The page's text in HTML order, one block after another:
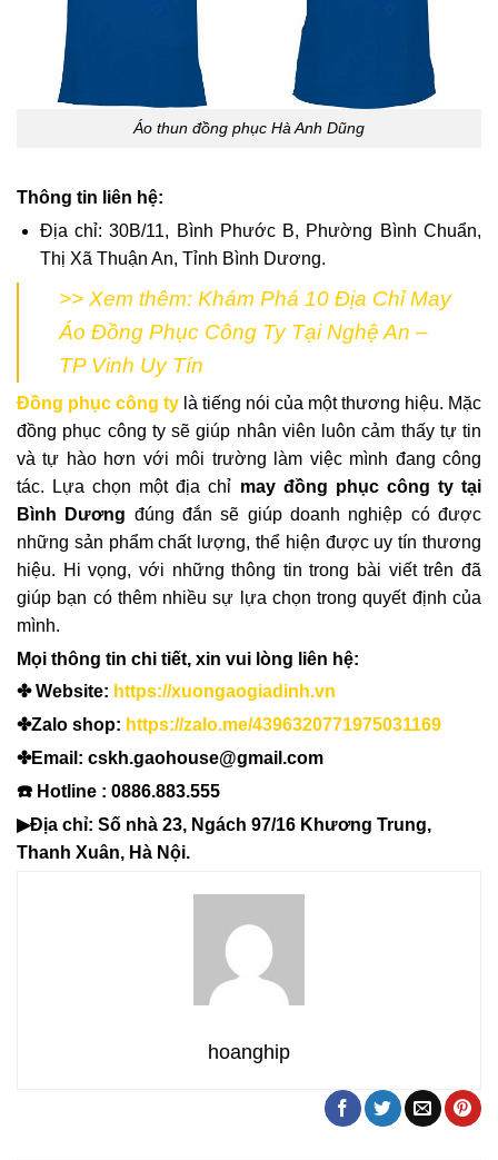
Áo thun đồng phục Hà Anh Dũng
Thông tin liên hệ:
Địa chỉ: 30B/11, Bình Phước B, Phường Bình Chuẩn,
Thị Xã Thuận An, Tỉnh Bình Dương.
>> Xem thêm: Khám Phá 10 Địa Chỉ May
Áo Đồng Phục Công Ty Tại Nghệ An –
TP Vinh Uy Tín
Đồng phục công ty là tiếng nói của một thương hiệu. Mặc
đồng phục công ty sẽ giúp nhân viên luôn cảm thấy tự tin
và tự hào hơn với môi trường làm việc mình đang công
tác. Lựa chọn một địa chỉ may đồng phục công ty tại
Bình Dương đúng đắn sẽ giúp doanh nghiệp có được
những sản phẩm chất lượng, thể hiện được uy tín thương
hiệu. Hi vọng, với những thông tin trong bài viết trên đã
giúp bạn có thêm nhiều sự lựa chọn trong quyết định của
mình.
Mọi thông tin chi tiết, xin vui lòng liên hệ:
✤ Website: https://xuongaogiadinh.vn
✤Zalo shop: https://zalo.me/4396320771975031169
✤Email: cskh.gaohouse@gmail.com
☎️ Hotline : 0886.883.555
▶Địa chỉ: Số nhà 23, Ngách 97/16 Khương Trung,
Thanh Xuân, Hà Nội.
hoanghip